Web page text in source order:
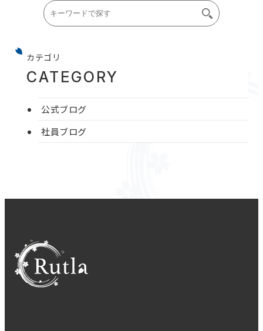
カテゴリ
CATEGORY
公式ブログ
社員ブログ